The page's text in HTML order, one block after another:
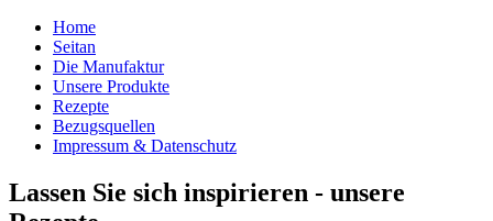
Home
Seitan
Die Manufaktur
Unsere Produkte
Rezepte
Bezugsquellen
Impressum & Datenschutz
Lassen Sie sich inspirieren - unsere